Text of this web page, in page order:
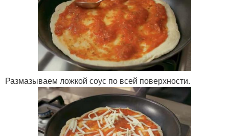
Размазываем ложкой соус по всей поверхности.